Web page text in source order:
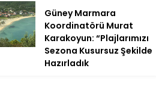
Güney Marmara
Koordinatörü Murat
Karakoyun: “Plajlarımızı
Sezona Kusursuz Şekilde
Hazırladık